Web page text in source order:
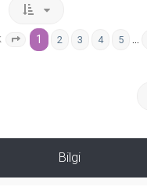
. sayfa (Toplam24 sayfa)
1 2 3 4 5
Bilgi